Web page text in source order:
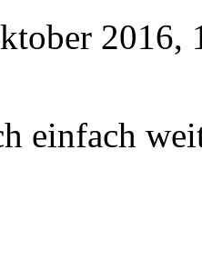
2016,
einfach